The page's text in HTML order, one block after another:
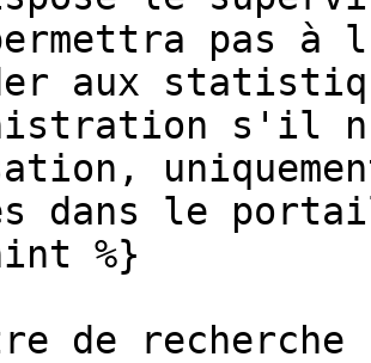
pas à
aux
s'il
dans le
%}
de recherche